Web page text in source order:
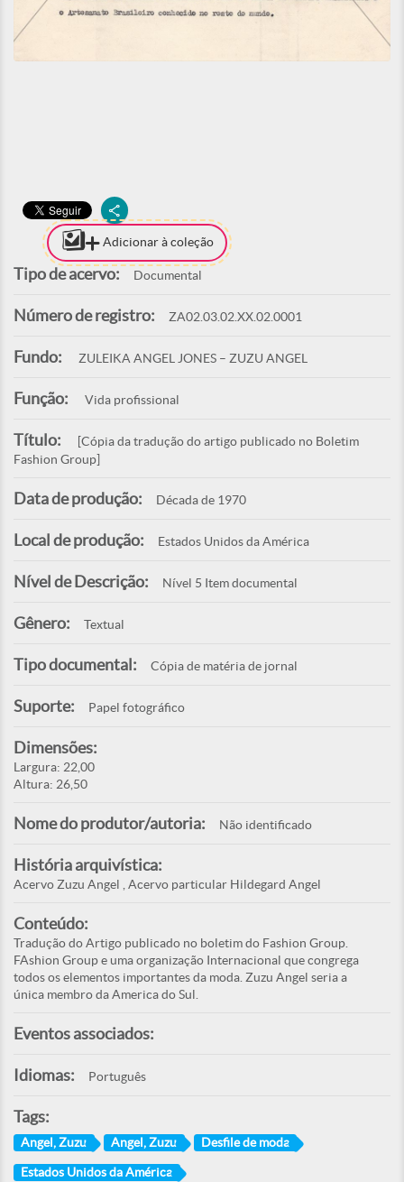
Adicionar à coleção
Tipo de acervo: Documental
Número de registro: ZA02.03.02.XX.02.0001
Fundo: ZULEIKA ANGEL JONES – ZUZU ANGEL
Função: Vida profissional
Título:
[Cópia da tradução do artigo publicado no Boletim
Fashion Group]
Data de produção: Década de 1970
Local de produção: Estados Unidos da América
Nível de Descrição: Nível 5 Item documental
Gênero: Textual
Tipo documental: Cópia de matéria de jornal
Suporte: Papel fotográfico
Dimensões:
Largura: 22,00
Altura: 26,50
Nome do produtor/autoria: Não identificado
História arquivística:
Acervo Zuzu Angel , Acervo particular Hildegard Angel
Conteúdo:
Tradução do Artigo publicado no boletim do Fashion Group.
FAshion Group e uma organização Internacional que congrega
todos os elementos importantes da moda. Zuzu Angel seria a
única membro da America do Sul.
Eventos associados:
Idiomas: Português
Tags:
Angel, Zuzu Angel, Zuzu Desfile de moda
Estados Unidos da América